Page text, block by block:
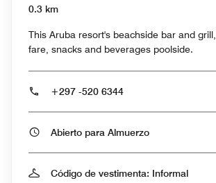
0.3 km
This Aruba resort's beachside bar and
fare, snacks and beverages poolside.
+297 -520 6344
Abierto para Almuerzo
Código de vestimenta: Informal